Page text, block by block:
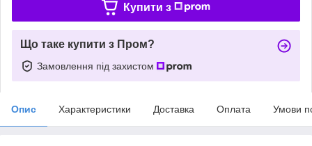
Купити з
Що таке купити з Пром?
Замовлення під захистом
Опис Характеристики Доставка Оплата Умови